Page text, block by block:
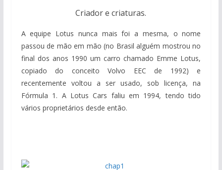
Criador e criaturas.
A equipe Lotus nunca mais foi a mesma, o nome
passou de mão em mão (no Brasil alguém mostrou no
final dos anos 1990 um carro chamado Emme Lotus,
copiado do conceito Volvo EEC de 1992) e
recentemente voltou a ser usado, sob licença, na
Fórmula 1. A Lotus Cars faliu em 1994, tendo tido
vários proprietários desde então.